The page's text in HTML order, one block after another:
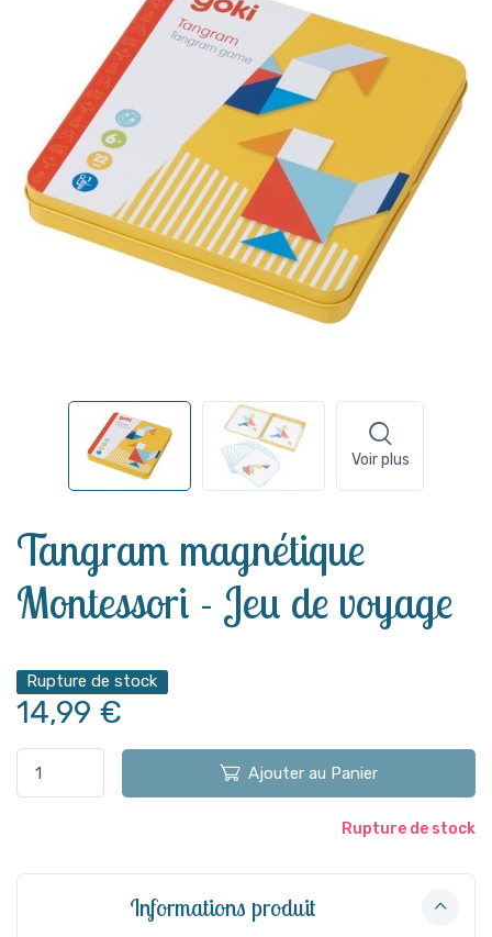
Voir plus
Tangram magnétique
Montessori - Jeu de voyage
Rupture de stock
14,99 €
Ajouter au Panier
Rupture de stock
Informations produit